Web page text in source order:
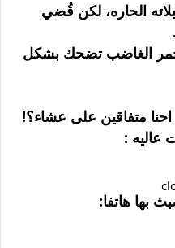
الحاره، لكن قُضي
الغاضب تضحك بشكل
متفاقين على عشاء؟!
عاليه :
بها هاتفا: